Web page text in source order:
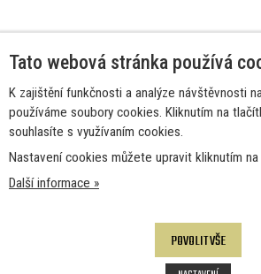
Tato webová stránka používá
K zajištění funkčnosti a analýze návštěvnosti
používáme soubory cookies. Kliknutím na
souhlasíte s využívaním cookies.
Nastavení cookies můžete upravit kliknutím
Další informace »
POVOLIT VŠE